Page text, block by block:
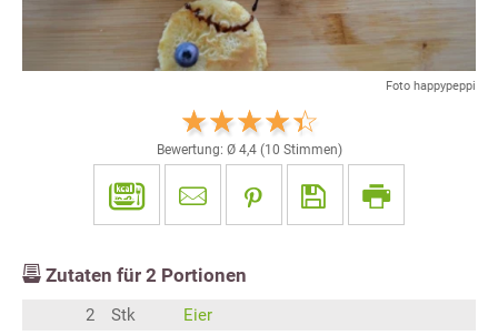
Foto happypeppi
Bewertung: Ø 4,4(10 Stimmen)
Zutaten für 2 Portionen
2 Stk
Eier